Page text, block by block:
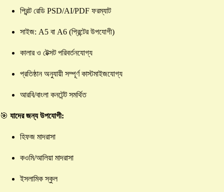
প্রিন্ট রেডি PSD/AI/PDF ফরম্যাট
সাইজ: A5 বা A6 (প্রিন্টের উপযোগী)
কালার ও টেক্সট পরিবর্তনযোগ্য
প্রতিষ্ঠান অনুযায়ী সম্পূর্ণ কাস্টমাইজযোগ্য
আরবি/বাংলা কনটেন্ট সমর্থিত
🎯 যাদের জন্য উপযোগী:
হিফজ মাদরাসা
কওমি/আলিয়া মাদরাসা
ইসলামিক স্কুল